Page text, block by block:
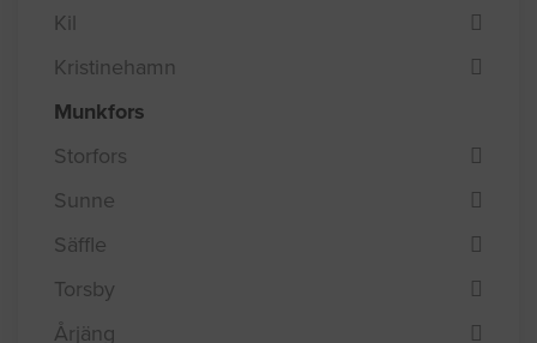
Kil
Kristinehamn
Munkfors
Storfors
Sunne
Säffle
Torsby
Årjäng